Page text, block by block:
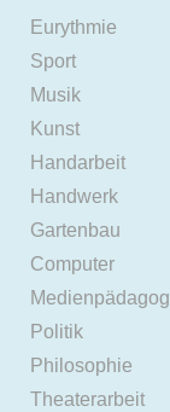
Eurythmie
Sport
Musik
Kunst
Handarbeit
Handwerk
Gartenbau
Computer
Politik
Philosophie
Theaterarbeit